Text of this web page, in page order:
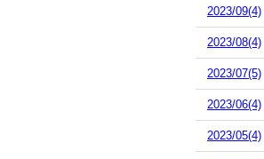
2023/09(4)
2023/08(4)
2023/07(5)
2023/06(4)
2023/05(4)